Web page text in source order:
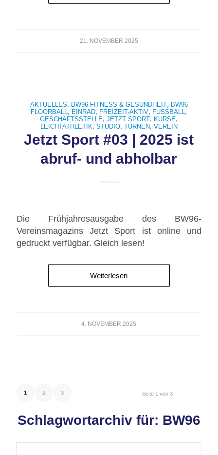
21. NOVEMBER 2025
AKTUELLES, BW96 FITNESS & GESUNDHEIT, BW96
FLOORBALL, EINRAD, FREIZEIT-AKTIV, FUSSBALL ,
GESCHÄFTSSTELLE,JETZT SPORT, KURSE,
LEICHTATHLETIK, STUDIO, TURNEN, VEREIN
Jetzt Sport #03 | 2025 ist
abruf- und abholbar
Die Frühjahresausgabe des BW96-
Vereinsmagazins Jetzt Sport ist online und
gedruckt verfügbar. Gleich lesen!
Weiterlesen
4. NOVEMBER 2025
Seite 1 von 3
1 2 3
Schlagwortarchiv für: BW96